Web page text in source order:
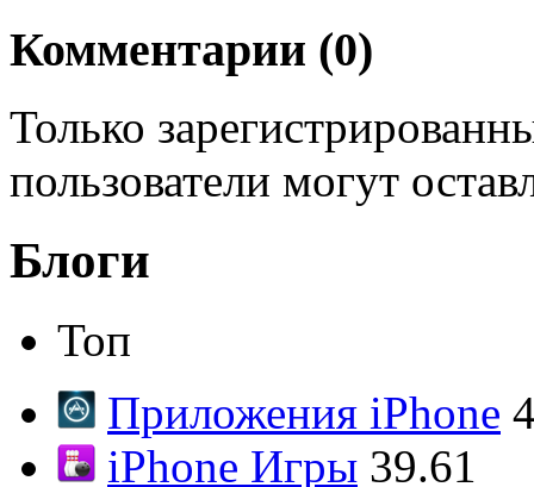
Комментарии (0)
Только
пользователи могут
Блоги
Топ
Приложения iPhone
iPhone Игры 39.61